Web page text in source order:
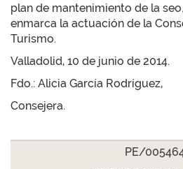
plan de mantenimiento de la
enmarca la actuación de la
Turismo.
Valladolid, 10 de junio de 2014.
Fdo.: Alicia García Rodríguez,
Consejera.
PE/